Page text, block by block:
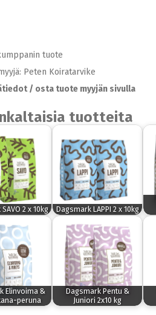
tuote
Peten Koiratarvike
/ osta tuote myyjän sivulla
tuotteita
2 x 10kg Dagsmark LAPPI 2 x 10kg
Elinvoima &
peruna
Dagsmark Pentu &
Juniori 2x10 kg